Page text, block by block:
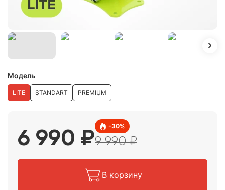
Модель
LITE STANDART PREMIUM
6 990 ₽
-30%
9 990₽
В корзину